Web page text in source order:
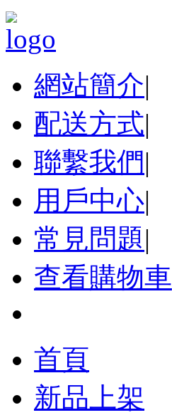
網站簡介|
配送方式|
聯繫我們|
用戶中心|
常見問題|
查看購物車
首頁
新品上架